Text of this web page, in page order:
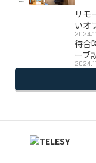
リモ
いオ
待合
ーブ